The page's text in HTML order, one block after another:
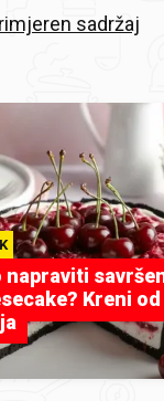
sadržaj
napraviti
Kreni